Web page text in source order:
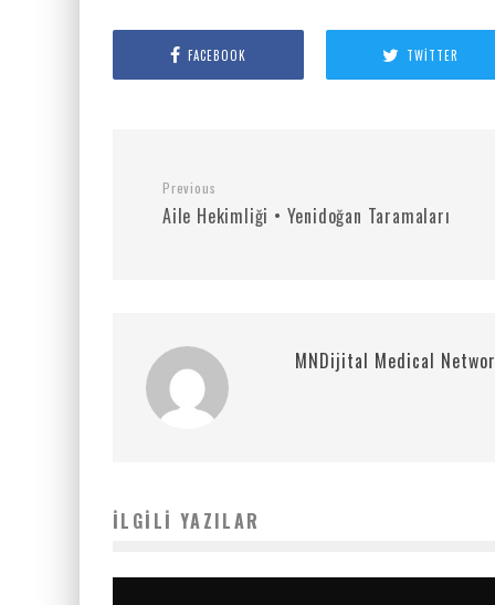
FACEBOOK TWITTER
Previous
Aile Hekimliği • Yenidoğan Taramaları
MNDijital Medical
İLGILI YAZILAR